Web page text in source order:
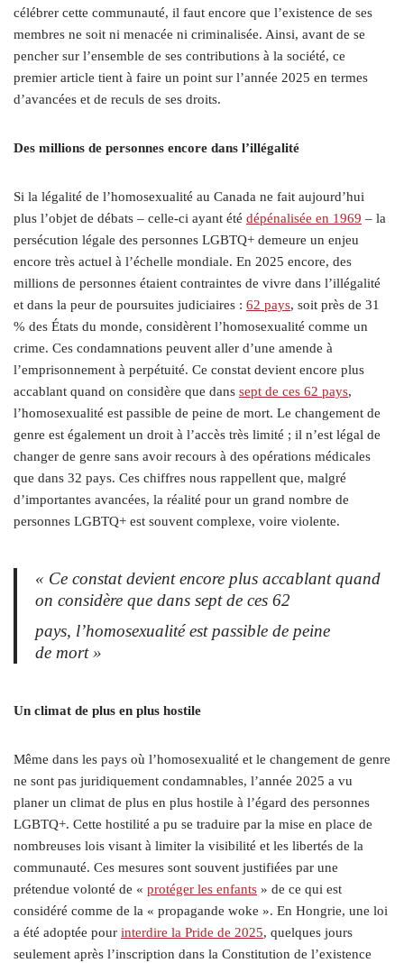
célébrer cette communauté, il faut encore que l’existence de ses
membres ne soit ni menacée ni criminalisée. Ainsi, avant de se
pencher sur l’ensemble de ses contributions à la société, ce
premier article tient à faire un point sur l’année 2025 en termes
d’avancées et de reculs de ses droits.
Des millions de personnes encore dans l’illégalité
Si la légalité de l’homosexualité au Canada ne fait aujourd’hui
plus l’objet de débats – celle-ci ayant été dépénalisée en 1969 – la
persécution légale des personnes LGBTQ+ demeure un enjeu
encore très actuel à l’échelle mondiale. En 2025 encore, des
millions de personnes étaient contraintes de vivre dans l’illégalité
et dans la peur de poursuites judiciaires : 62 pays, soit près de 31
% des États du monde, considèrent l’homosexualité comme un
crime. Ces condamnations peuvent aller d’une amende à
l’emprisonnement à perpétuité. Ce constat devient encore plus
accablant quand on considère que dans sept de ces 62 pays,
l’homosexualité est passible de peine de mort. Le changement de
genre est également un droit à l’accès très limité ; il n’est légal de
changer de genre sans avoir recours à des opérations médicales
que dans 32 pays. Ces chiffres nous rappellent que, malgré
d’importantes avancées, la réalité pour un grand nombre de
personnes LGBTQ+ est souvent complexe, voire violente.
« Ce constat devient encore plus accablant quand
on considère que dans sept de ces 62
pays, l’homosexualité est passible de peine
de mort »
Un climat de plus en plus hostile
Même dans les pays où l’homosexualité et le changement de genre
ne sont pas juridiquement condamnables, l’année 2025 a vu
planer un climat de plus en plus hostile à l’égard des personnes
LGBTQ+. Cette hostilité a pu se traduire par la mise en place de
nombreuses lois visant à limiter la visibilité et les libertés de la
communauté. Ces mesures sont souvent justifiées par une
prétendue volonté de « protéger les enfants » de ce qui est
considéré comme de la « propagande woke ». En Hongrie, une loi
a été adoptée pour interdire la Pride de 2025, quelques jours
seulement après l’inscription dans la Constitution de l’existence